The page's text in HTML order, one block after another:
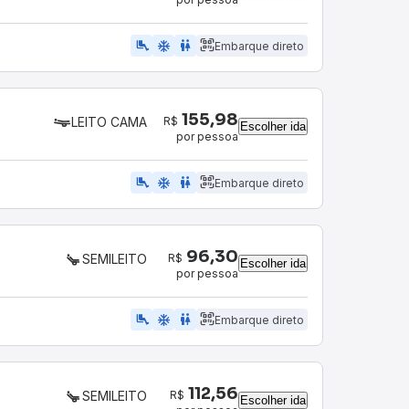
airline_seat_legroom_extra ac_unit wc Embarque direto
LEITO CAMA R$ 155,98
por pessoa
Escolher ida
airline_seat_legroom_extra ac_unit wc Embarque direto
SEMILEITO R$ 96,30
por pessoa
Escolher ida
airline_seat_legroom_extra ac_unit WC Embarque direto
SEMILEITO R$ 112,56 Escolher ida